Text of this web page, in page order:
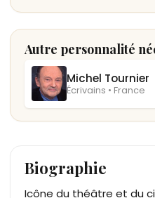
Autre personnalité
Michel Tournier
Écrivains • France
Biographie
Icône du théâtre et du